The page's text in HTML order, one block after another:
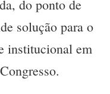
do ponto de
solução para o
institucional em